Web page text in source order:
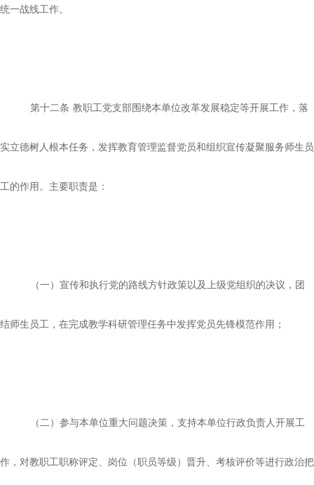
统一战线工作。
第十二条 教职工党支部围绕本单位改革发展稳定等开展工作，落
实立德树人根本任务，发挥教育管理监督党员和组织宣传凝聚服务师生员
工的作用。主要职责是：
（一）宣传和执行党的路线方针政策以及上级党组织的决议，团
结师生员工，在完成教学科研管理任务中发挥党员先锋模范作用；
（二）参与本单位重大问题决策，支持本单位行政负责人开展工
作，对教职工职称评定、岗位（职员等级）晋升、考核评价等进行政治把